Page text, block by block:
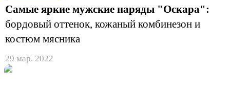
Самые яркие мужские наряды "Оскара":
бордовый оттенок, кожаный комбинезон и
костюм мясника
29 мар. 2022